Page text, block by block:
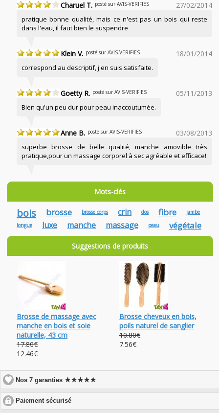
Charuel T. posté sur AVIS-VERIFIES 27/02/2014
pratique bonne qualité, mais ce n'est pas un bois qui reste
dans l'eau, il faut bien le suspendre
Klein V. posté sur AVIS-VERIFIES 18/01/2014
correspond au descriptif, j'en suis satisfaite.
Goetty R. posté sur AVIS-VERIFIES 05/11/2013
Bien qu'un peu dur pour peau inaccoutumée.
Anne B. posté sur AVIS-VERIFIES 03/08/2013
superbe brosse de belle qualité, manche amovible très
pratique,pour un massage corporel à sec agréable et efficace!
Mots-clés
bois brosse brosse corps crin dos fibre
jambe
longue
luxe manche massage peau végétale
Suggestions de produits
Brosse de massage avec
manche en bois et soie
naturelle, 43 cm
17.80€
12.46€
Brosse cheveux en bois,
poils naturel de sanglier
10.80€
7.56€
Nos 7 garanties★★★★★
Paiement sécurisé
to